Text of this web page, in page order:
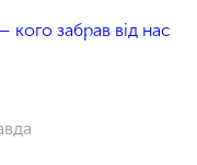
забрав від нас